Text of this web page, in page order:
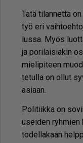
Tätä ti­lan­net­ta
työ eri
lus­sa. Myös
ja po­ri­lai­si­a­kin
mie­li­pi­teen
te­tul­la on ol­lut
asi­aan.
Po­li­tiik­ka on
usei­den ryh­mien
to­del­la­kaan